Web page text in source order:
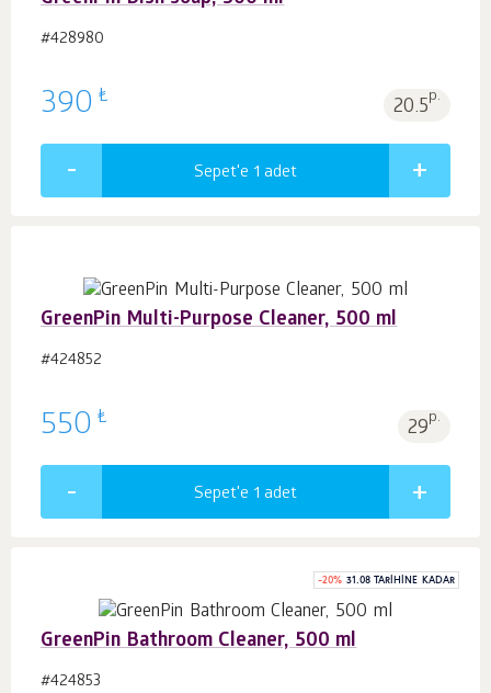
#428980
390 ₺ 20.5p.
Sepet'e 1 adet
GreenPin Multi-Purpose Cleaner, 500 ml
#424852
550 ₺ 29p.
Sepet'e 1 adet
-20% 31.08 TARIHINE KADAR
GreenPin Bathroom Cleaner, 500 ml
#424853